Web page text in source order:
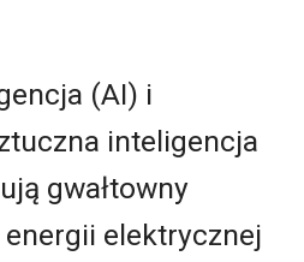
(AI) i
inteligencja
gwałtowny
elektrycznej